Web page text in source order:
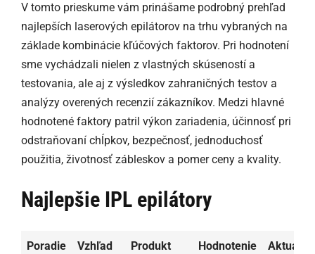
V tomto prieskume vám prinášame podrobný prehľad
najlepších laserových epilátorov na trhu vybraných na
základe kombinácie kľúčových faktorov. Pri hodnotení
sme vychádzali nielen z vlastných skúseností a
testovania, ale aj z výsledkov zahraničných testov a
analýzy overených recenzií zákazníkov. Medzi hlavné
hodnotené faktory patril výkon zariadenia, účinnosť pri
odstraňovaní chĺpkov, bezpečnosť, jednoduchosť
použitia, životnosť zábleskov a pomer ceny a kvality.
Najlepšie IPL epilátory
Poradie Vzhľad Produkt Hodnotenie